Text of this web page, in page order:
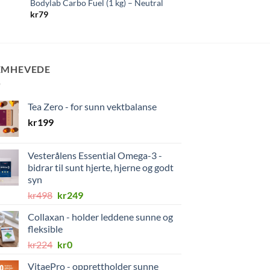
Bodylab Carbo Fuel (1 kg) – Neutral
kr79
Tea Zero - for sunn vektbalanse
kr199
Vesterålens Essential Omega-3 -
bidrar til sunt hjerte, hjerne og godt
syn
kr498 Opprinnelig
var:
kr498.
kr249Nåværende
er:
Collaxan - holder leddene sunne og
fleksible
kr224 Opprinnelig
kr0Nåværende
VitaePro - opprettholder sunne